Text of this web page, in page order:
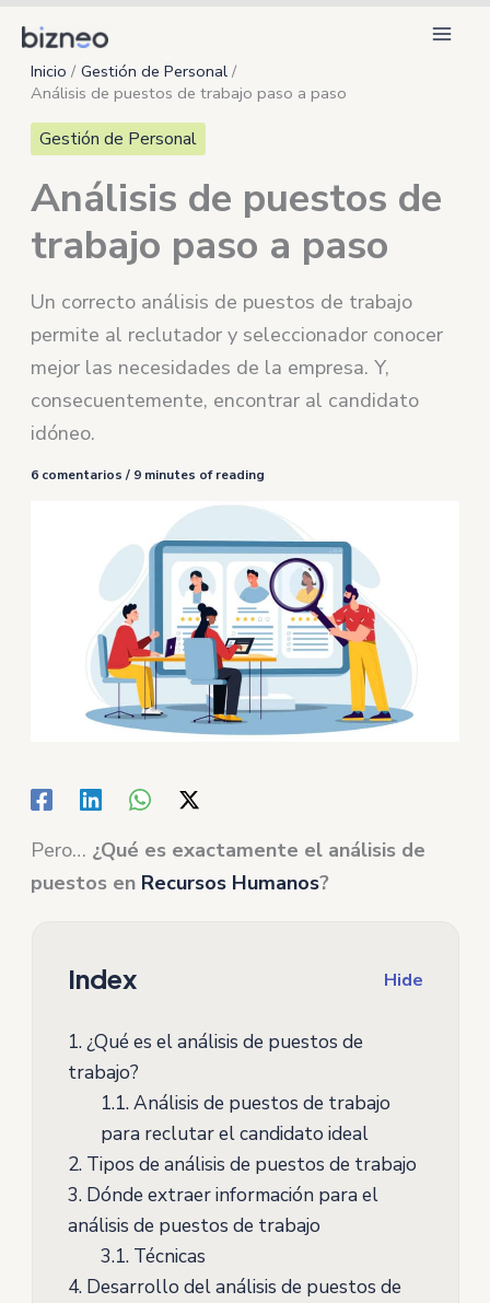
contenido
Inicio
Gestión de Personal
Análisis de puestos de trabajo paso a paso
Gestión de Personal
Análisis de puestos de
trabajo paso a paso
Un correcto análisis de puestos de trabajo
permite al reclutador y seleccionador conocer
mejor las necesidades de la empresa. Y,
consecuentemente, encontrar al candidato
idóneo.
6 comentarios / 9 minutes of reading
Pero… ¿Qué es exactamente el análisis de
puestos en Recursos Humanos?
Index Hide
1.¿Qué es el análisis de puestos de
trabajo?
1.1.Análisis de puestos de trabajo
para reclutar el candidato ideal
2.Tipos de análisis de puestos de trabajo
3.Dónde extraer información para el
análisis de puestos de trabajo
3.1.Técnicas
4.Desarrollo del análisis de puestos de